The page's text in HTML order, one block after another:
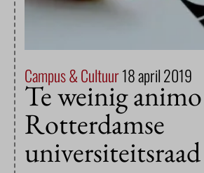
Campus & Cultuur18 april 2019
Te weinig
Rotterdamse
universiteitsraad